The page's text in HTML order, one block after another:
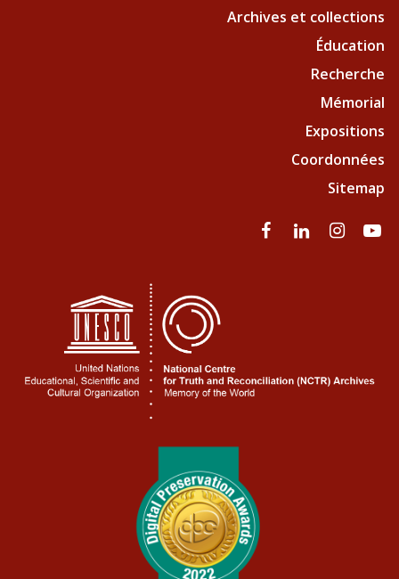
Archives et collections
Éducation
Recherche
Mémorial
Expositions
Coordonnées
Sitemap